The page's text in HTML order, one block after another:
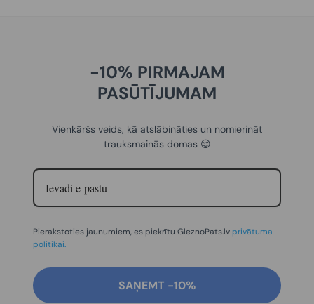
-10% PIRMAJAM
PASŪTĪJUMAM
Vienkāršs veids, kā atslābināties un nomierināt
trauksmainās domas 😌
Pierakstoties jaunumiem, es piekrītu GleznoPats.lv privātuma
politikai.
SAŅEMT -10%